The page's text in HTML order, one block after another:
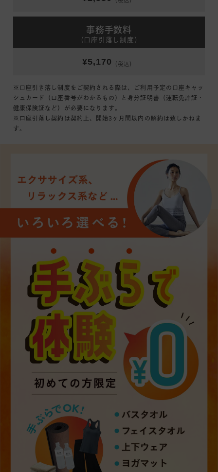
事務手数料
（口座引落し制度）
¥5,170 （税込）
※口座引き落し制度をご契約される際は、ご利用予定の口座キャッ
シュカード（口座番号がわかるもの）と身分証明書（運転免許証・
健康保険証など）が必要になります。
※口座引落し契約は契約上、開始3ヶ月間以内の解約は致しかねま
す。